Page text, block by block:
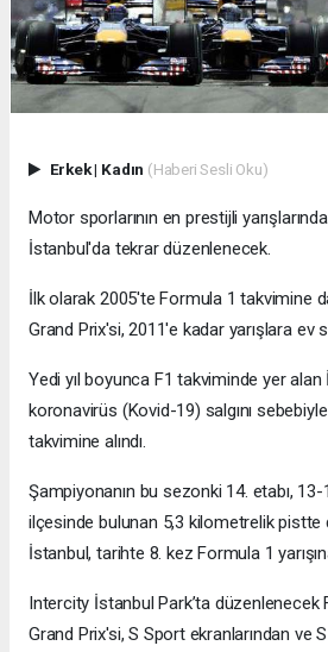
Erkek| Kadın (Haberi Sesli Oku)
Motor sporlarının en prestijli
İstanbul'da tekrar düzenlenecek.
İlk olarak 2005'te Formula 1 takvimine
Grand Prix'si, 2011'e kadar yarışlara ev
Yedi yıl boyunca F1 takviminde yer
koronavirüs (Kovid-19) salgını
takvimine alındı.
Şampiyonanın bu sezonki 14. etabı, 13-
ilçesinde bulunan 5,3 kilometrelik pistte
İstanbul, tarihte 8. kez Formula 1
Intercity İstanbul Park’ta düzenlenecek
Grand Prix'si, S Sport ekranlarından ve